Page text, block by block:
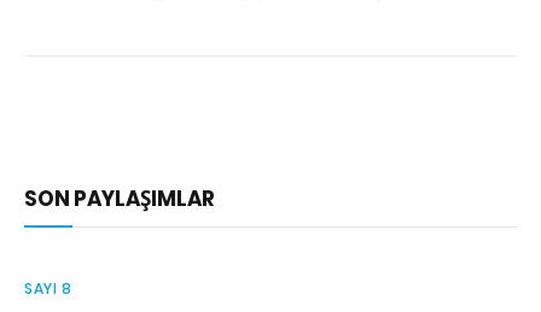
SON PAYLAŞIMLAR
SAYI 8